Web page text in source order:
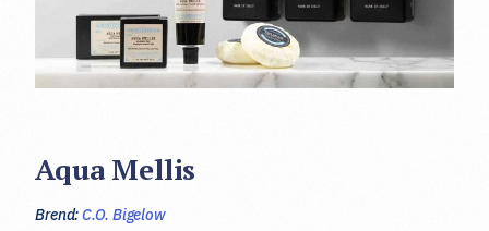
Aqua Mellis
Brend:C.O. Bigelow